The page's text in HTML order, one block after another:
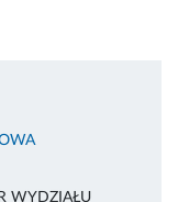
WYDZIAŁU